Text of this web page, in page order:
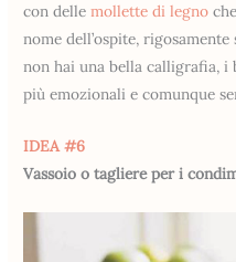
con dellemollette di legno
nome dell’ospite,
non hai una bella calligrafia,
più emozionali e comunque
IDEA #6
Vassoio o tagliere per i